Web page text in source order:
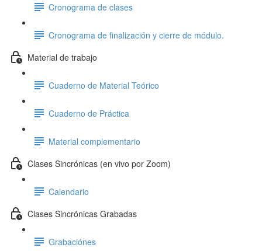
Cronograma de clases
Cronograma de finalización y cierre de módulo.
Material de trabajo
Cuaderno de Material Teórico
Cuaderno de Práctica
Material complementario
Clases Sincrónicas (en vivo por Zoom)
Calendario
Clases Sincrónicas Grabadas
Grabaciónes